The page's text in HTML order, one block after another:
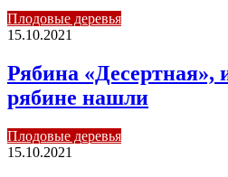
Плодовые деревья
15.10.2021
Рябина «Десертная»,
рябине нашли
Плодовые деревья
15.10.2021